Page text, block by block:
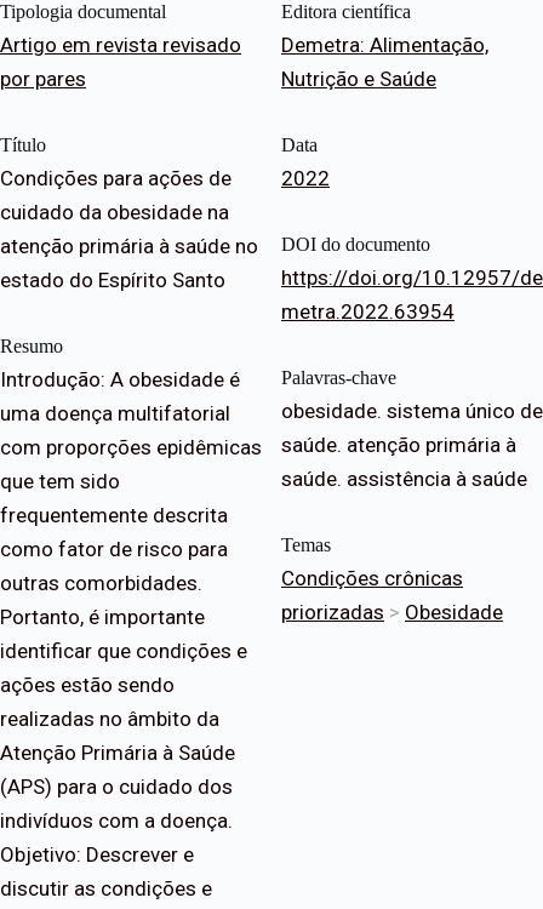
Tipologia documental
Artigo em revista revisado
por pares
Título
Condições para ações de
cuidado da obesidade na
atenção primária à saúde no
estado do Espírito Santo
Resumo
Introdução: A obesidade é
uma doença multifatorial
com proporções epidêmicas
que tem sido
frequentemente descrita
como fator de risco para
outras comorbidades.
Portanto, é importante
identificar que condições e
ações estão sendo
realizadas no âmbito da
Atenção Primária à Saúde
(APS) para o cuidado dos
indivíduos com a doença.
Objetivo: Descrever e
discutir as condições e
Editora científica
Demetra: Alimentação,
Nutrição e Saúde
Data
2022
DOI do documento
https://doi.org/10.12957/de
metra.2022.63954
Palavras-chave
obesidade. sistema único de
saúde. atenção primária à
saúde. assistência à saúde
Temas
Condições crônicas
priorizadas > Obesidade